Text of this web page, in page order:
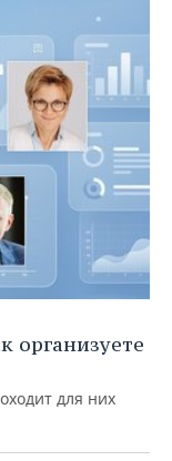
организуете
для них